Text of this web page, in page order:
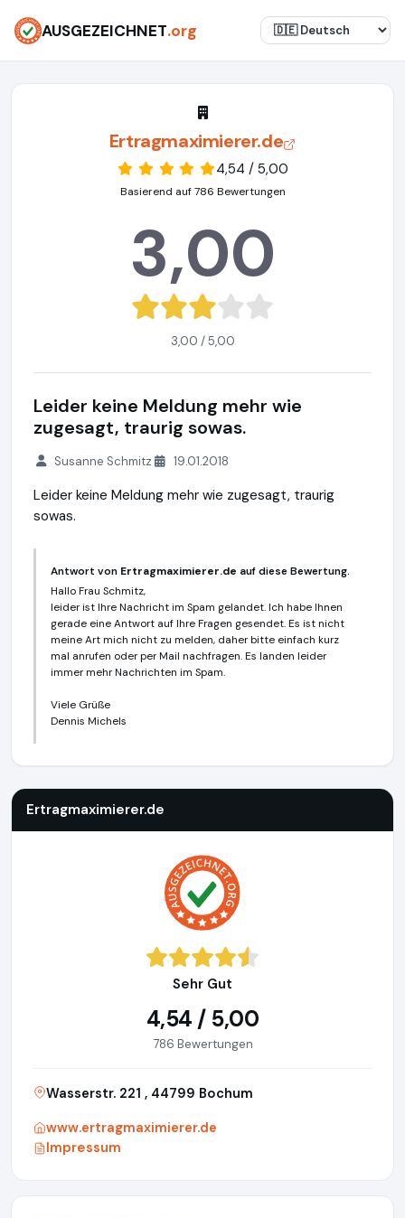
AUSGEZEICHNET.org
Ertragmaximierer.de
4,54 / 5,00
Basierend auf 786 Bewertungen
3,00
3,00 / 5,00
Leider keine Meldung mehr wie
zugesagt, traurig sowas.
Susanne Schmitz 19.01.2018
Leider keine Meldung mehr wie zugesagt, traurig
sowas.
Antwort von Ertragmaximierer.de auf diese Bewertung.
Hallo Frau Schmitz,
leider ist Ihre Nachricht im Spam gelandet. Ich habe Ihnen
gerade eine Antwort auf Ihre Fragen gesendet. Es ist nicht
meine Art mich nicht zu melden, daher bitte einfach kurz
mal anrufen oder per Mail nachfragen. Es landen leider
immer mehr Nachrichten im Spam.
Viele Grüße
Dennis Michels
Ertragmaximierer.de
Sehr Gut
4,54 / 5,00
786 Bewertungen
Wasserstr. 221 , 44799 Bochum
www.ertragmaximierer.de
Impressum